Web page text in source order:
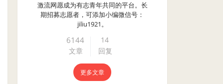
激流网愿成为有志青年共同的平台。长
期招募志愿者，可添加小编微信号：
jiliu1921。
6144
文章
14
回复
更多文章